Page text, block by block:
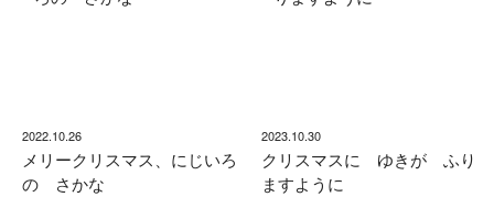
2022.10.26
メリークリスマス、にじいろ
の さかな
2023.10.30
クリスマスに ゆきが ふり
ますように